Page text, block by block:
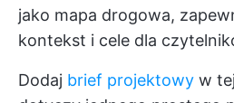
jako mapa drogowa,
kontekst i cele dla
Dodaj brief projektowy w